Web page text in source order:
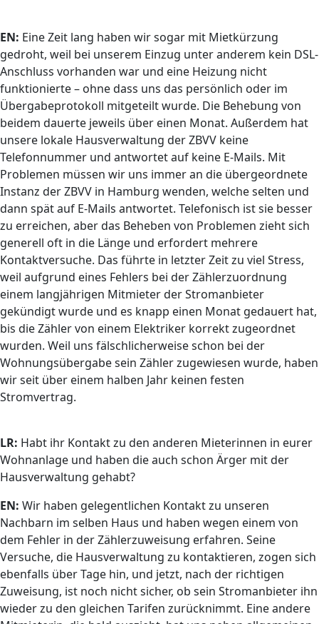
EN: Eine Zeit lang haben wir sogar mit Mietkürzung
gedroht, weil bei unserem Einzug unter anderem kein DSL-
Anschluss vorhanden war und eine Heizung nicht
funktionierte – ohne dass uns das persönlich oder im
Übergabeprotokoll mitgeteilt wurde. Die Behebung von
beidem dauerte jeweils über einen Monat. Außerdem hat
unsere lokale Hausverwaltung der ZBVV keine
Telefonnummer und antwortet auf keine E-Mails. Mit
Problemen müssen wir uns immer an die übergeordnete
Instanz der ZBVV in Hamburg wenden, welche selten und
dann spät auf E-Mails antwortet. Telefonisch ist sie besser
zu erreichen, aber das Beheben von Problemen zieht sich
generell oft in die Länge und erfordert mehrere
Kontaktversuche. Das führte in letzter Zeit zu viel Stress,
weil aufgrund eines Fehlers bei der Zählerzuordnung
einem langjährigen Mitmieter der Stromanbieter
gekündigt wurde und es knapp einen Monat gedauert hat,
bis die Zähler von einem Elektriker korrekt zugeordnet
wurden. Weil uns fälschlicherweise schon bei der
Wohnungsübergabe sein Zähler zugewiesen wurde, haben
wir seit über einem halben Jahr keinen festen
Stromvertrag.
LR: Habt ihr Kontakt zu den anderen Mieterinnen in eurer
Wohnanlage und haben die auch schon Ärger mit der
Hausverwaltung gehabt?
EN: Wir haben gelegentlichen Kontakt zu unseren
Nachbarn im selben Haus und haben wegen einem von
dem Fehler in der Zählerzuweisung erfahren. Seine
Versuche, die Hausverwaltung zu kontaktieren, zogen sich
ebenfalls über Tage hin, und jetzt, nach der richtigen
Zuweisung, ist noch nicht sicher, ob sein Stromanbieter ihn
wieder zu den gleichen Tarifen zurücknimmt. Eine andere